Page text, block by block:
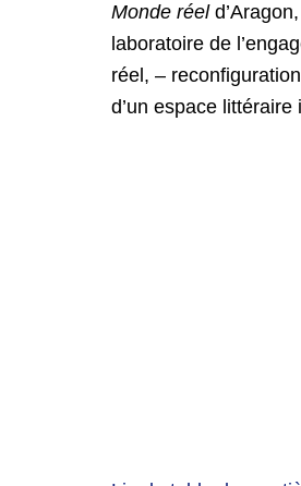
Monde réel
laboratoire de
réel, –
d’un espace